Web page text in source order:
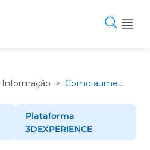
Informação > Como aumentar a produtividade de maneira estratégica?
Plataforma
3DEXPERIENCE